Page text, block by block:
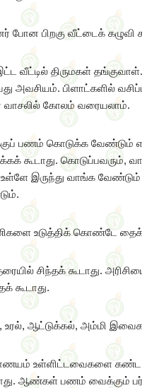
போன பிறகு வீட்டைக் கழுவி
வீட்டில் திருமகள்
அவசியம். பிளாட்களில்
வாசலில் கோலம் வரையலாம்.
பணம் கொடுக்க வேண்டும்
கூடாது. கொடுப்பவரும்,
உள்ளே இருந்து வாங்க
உடுத்திக் கொண்டே
சிந்தக் கூடாது.
கூடாது.
உரல், ஆட்டுக்கல், அம்மி
உள்ளிட்டவைகளை
ஆண்கள் பணம் வைக்கும்